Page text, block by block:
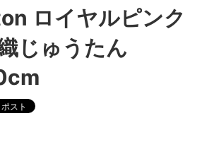
ロイヤルピンク
じゅうたん